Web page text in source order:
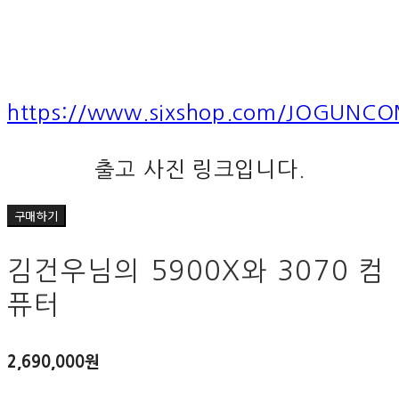
https://www.sixshop.com/
출고 사진 링크입니다.
구매하기
김건우님의 5900X와 3070 컴
퓨터
2,690,000원